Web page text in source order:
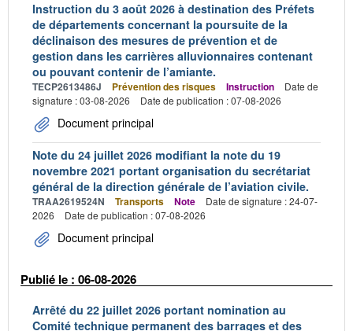
Instruction du 3 août 2026 à destination des Préfets
de départements concernant la poursuite de la
déclinaison des mesures de prévention et de
gestion dans les carrières alluvionnaires contenant
ou pouvant contenir de l’amiante.
TECP2613486J Prévention des risques Instruction
Date de
signature : 03-08-2026
Date de publication : 07-08-2026
Document principal
Note du 24 juillet 2026 modifiant la note du 19
novembre 2021 portant organisation du secrétariat
général de la direction générale de l’aviation civile.
TRAA2619524N Transports Note
Date de signature : 24-07-
2026
Date de publication : 07-08-2026
Document principal
Publié le : 06-08-2026
Arrêté du 22 juillet 2026 portant nomination au
Comité technique permanent des barrages et des